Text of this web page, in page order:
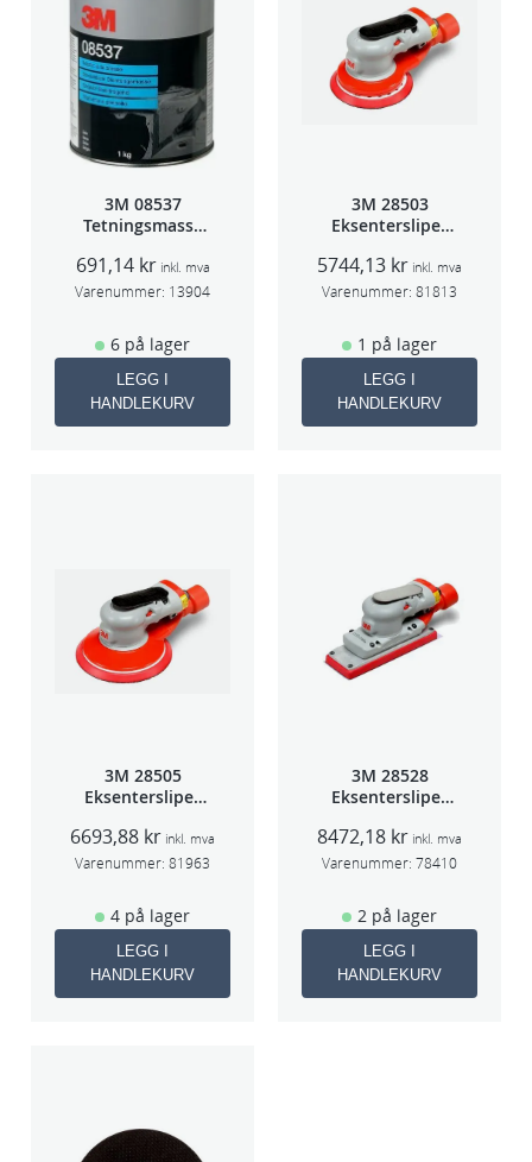
3M 08537
Tetningsmasse
691,14 kr inkl. mva
Varenummer: 13904
6 på lager
LEGG I
HANDLEKURV
3M 28503
Eksentersliper
5mm slag
75mm
5744,13 kr inkl. mva
Varenummer: 81813
1 på lager
LEGG I
HANDLEKURV
3M 28505
Eksentersliper
2,5mm slag
75mm
6693,88 kr inkl. mva
Varenummer: 81963
4 på lager
LEGG I
HANDLEKURV
3M 28528
Eksentersliper
3mm slag
70×198
8472,18 kr inkl. mva
Varenummer: 78410
2 på lager
LEGG I
HANDLEKURV